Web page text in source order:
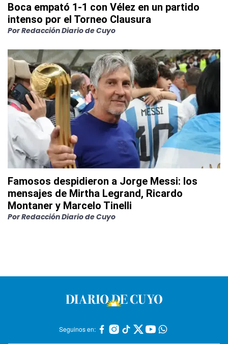
Boca empató 1-1 con Vélez en un partido
intenso por el Torneo Clausura
PorRedacción Diario de Cuyo
Famosos despidieron a Jorge Messi: los
mensajes de Mirtha Legrand, Ricardo
Montaner y Marcelo Tinelli
PorRedacción Diario de Cuyo
Seguinos en: